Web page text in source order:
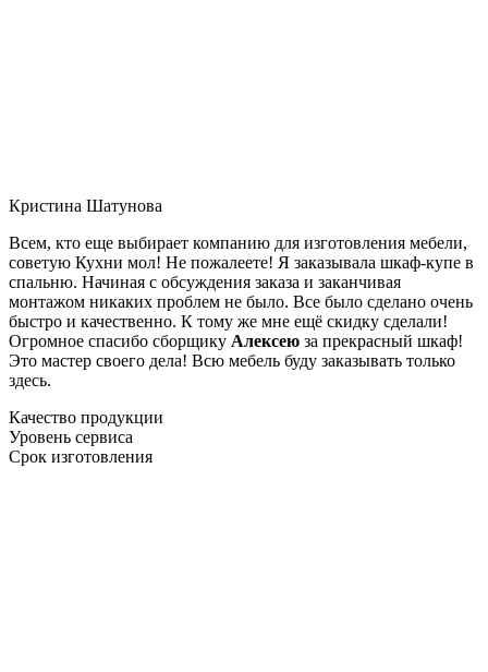
Кристина Шатунова
Всем, кто еще выбирает компанию для изготовления мебели,
советую Кухни мол! Не пожалеете! Я заказывала шкаф-купе в
спальню. Начиная с обсуждения заказа и заканчивая
монтажом никаких проблем не было. Все было сделано очень
быстро и качественно. К тому же мне ещё скидку сделали!
Огромное спасибо сборщику Алексею за прекрасный шкаф!
Это мастер своего дела! Всю мебель буду заказывать только
здесь.
Качество продукции
Уровень сервиса
Срок изготовления